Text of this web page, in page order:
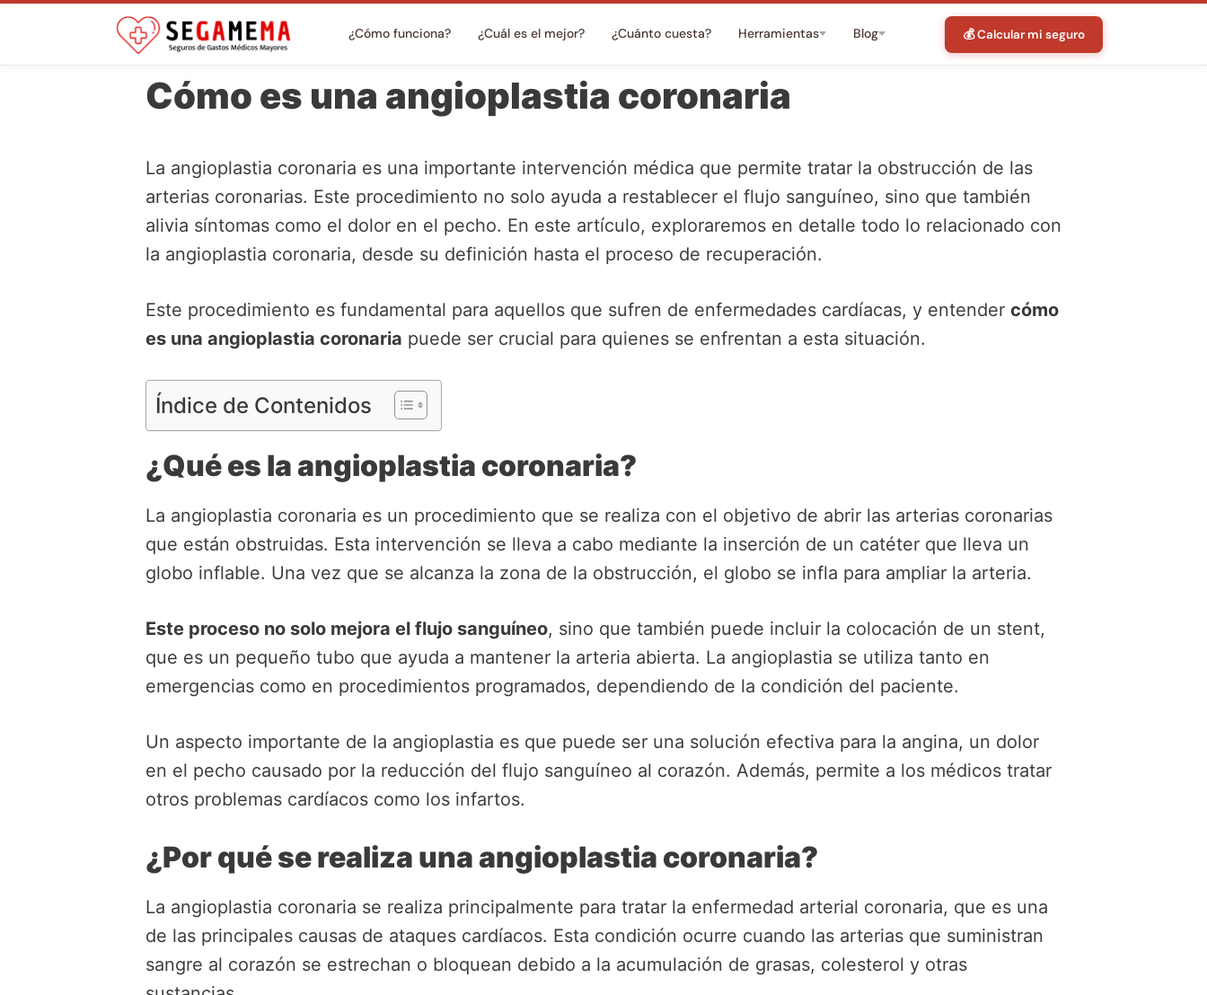
¿Cómo funciona? ¿Cuál es el mejor? ¿Cuánto cuesta? Herramientas Blog 💰 Calcular mi seguro
Cómo es una angioplastia coronaria
La angioplastia coronaria es una importante intervención médica que permite tratar la obstrucción de las
arterias coronarias. Este procedimiento no solo ayuda a restablecer el flujo sanguíneo, sino que también
alivia síntomas como el dolor en el pecho. En este artículo, exploraremos en detalle todo lo relacionado con
la angioplastia coronaria, desde su definición hasta el proceso de recuperación.
Este procedimiento es fundamental para aquellos que sufren de enfermedades cardíacas, y entender cómo
es una angioplastia coronaria puede ser crucial para quienes se enfrentan a esta situación.
Índice de Contenidos
¿Qué es la angioplastia coronaria?
La angioplastia coronaria es un procedimiento que se realiza con el objetivo de abrir las arterias coronarias
que están obstruidas. Esta intervención se lleva a cabo mediante la inserción de un catéter que lleva un
globo inflable. Una vez que se alcanza la zona de la obstrucción, el globo se infla para ampliar la arteria.
Este proceso no solo mejora el flujo sanguíneo, sino que también puede incluir la colocación de un stent,
que es un pequeño tubo que ayuda a mantener la arteria abierta. La angioplastia se utiliza tanto en
emergencias como en procedimientos programados, dependiendo de la condición del paciente.
Un aspecto importante de la angioplastia es que puede ser una solución efectiva para la angina, un dolor
en el pecho causado por la reducción del flujo sanguíneo al corazón. Además, permite a los médicos tratar
otros problemas cardíacos como los infartos.
¿Por qué se realiza una angioplastia coronaria?
La angioplastia coronaria se realiza principalmente para tratar la enfermedad arterial coronaria, que es una
de las principales causas de ataques cardíacos. Esta condición ocurre cuando las arterias que suministran
sangre al corazón se estrechan o bloquean debido a la acumulación de grasas, colesterol y otras